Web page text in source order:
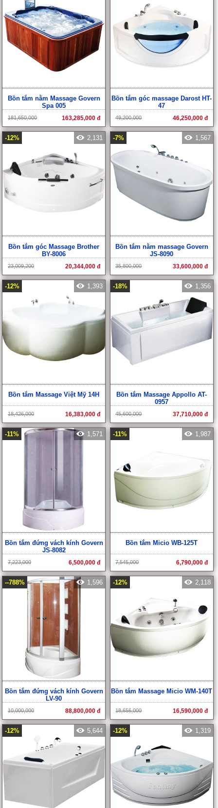
Bồn tắm nằm Massage Govern
Spa 005
181,650,000 163,285,000 đ
Bồn tắm góc massage Darost HT-
47
49,200,000 46,250,000 đ
-12% 2,131
Bồn tắm góc Massage Brother
BY-8006
23,009,200 20,344,000 đ
-7% 1,567
Bồn tắm nằm massage Govern
JS-8090
35,800,000 33,600,000 đ
-12% 1,393
Bồn tắm Massage Việt Mỹ 14H
18,426,000 16,383,000 đ
-18% 1,356
Bồn tắm Massage Appollo AT-
0957
45,600,000 37,710,000 đ
-11% 1,571
Bồn tắm đứng vách kính Govern
JS-8082
7,223,000 6,500,000 đ
-11% 1,987
Bồn tắm Micio WB-125T
7,545,000 6,790,000 đ
--788% 1,596
Bồn tắm đứng vách kính Govern
LV-90
10,000,000 88,800,000 đ
-12% 2,118
Bồn tắm Massage Micio WM-140T
18,656,000 16,590,000 đ
-12% 5,644 -12% 1,319